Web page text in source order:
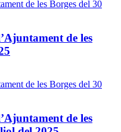
de les
de les